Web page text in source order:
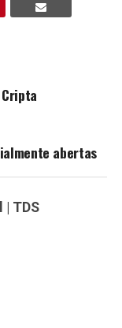
abertas
| TDS